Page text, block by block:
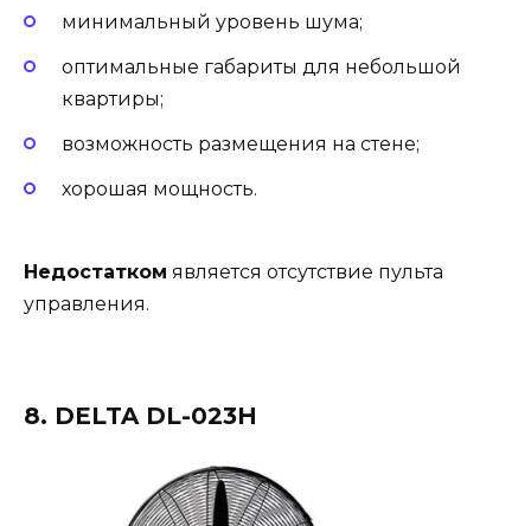
минимальный уровень шума;
оптимальные габариты для небольшой
квартиры;
возможность размещения на стене;
хорошая мощность.
Недостатком является отсутствие пульта
управления.
8. DELTA DL-023H